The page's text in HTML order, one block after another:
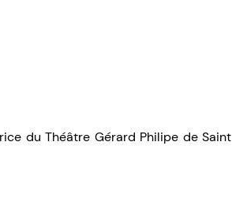
du Théâtre Gérard Philipe de Saint